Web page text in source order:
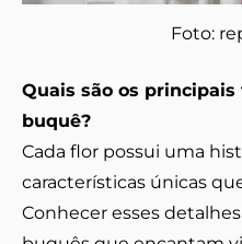
Foto:
Quais são os
buquê?
Cada flor possui uma
características únicas
Conhecer esses